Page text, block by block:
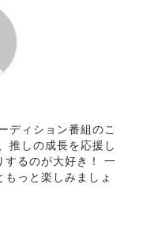
ディション番組のこ
推しの成長を応援し
するのが大好き！ 一
っと楽しみましょ